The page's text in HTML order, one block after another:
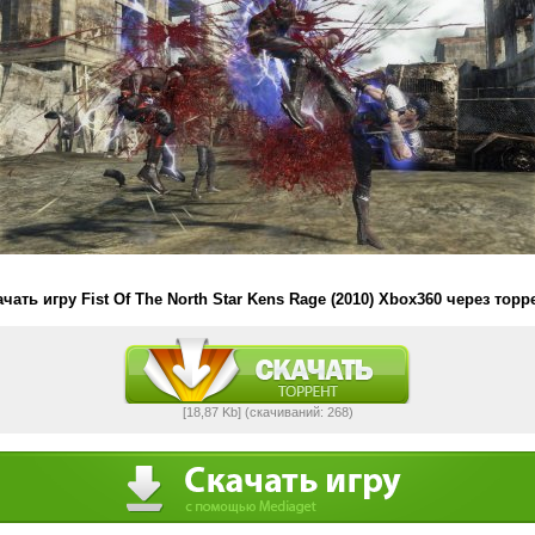
игру Fist Of The North Star Kens Rage (2010) Xbox360 через
[18,87 Kb] (cкачиваний: 268)